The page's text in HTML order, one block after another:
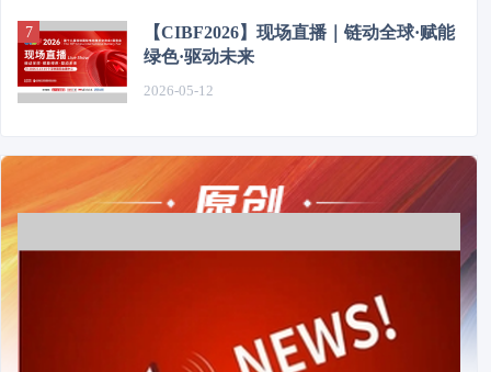
【CIBF2026】现场直播｜链动全球·赋能
绿色·驱动未来
2026-05-12